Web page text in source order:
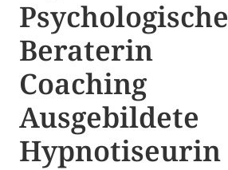
Psychologische ​​
Beraterin
Coaching
Ausgebildete​ ​
Hypnotiseurin